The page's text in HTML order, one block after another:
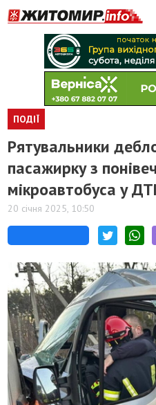
ПОДІЇ
Рятувальники
пасажирку з
мікроавтобуса у
20 січня 2025, 10:50